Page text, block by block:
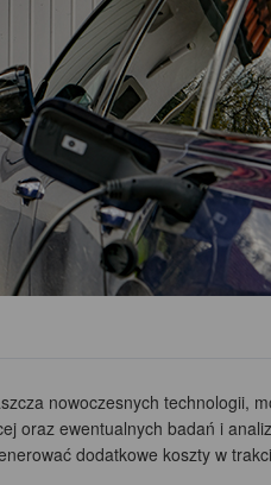
nowoczesnych technologii,
oraz ewentualnych badań i
dodatkowe koszty w